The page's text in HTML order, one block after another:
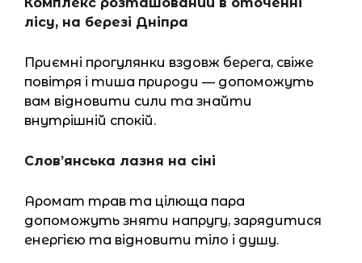
лісу, на березі Дніпра
Приємні прогулянки вздовж берега, свіже
повітря і тиша природи — допоможуть
вам відновити сили та знайти
внутрішній спокій.
Слов’янська лазня на сіні
Аромат трав та цілюща пара
допоможуть зняти напругу, зарядитися
енергією та відновити тіло і душу.